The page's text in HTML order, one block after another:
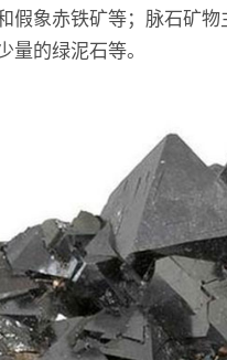
假象赤铁矿等；脉石矿物
量的绿泥石等。